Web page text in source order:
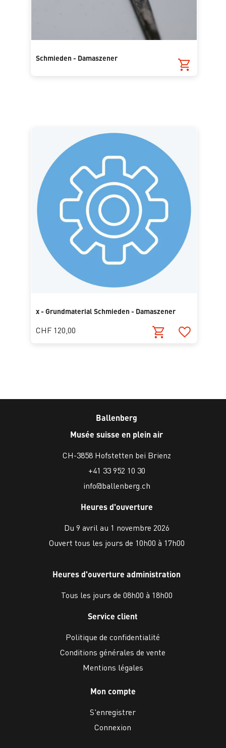
Schmieden - Damaszener
x - Grundmaterial Schmieden - Damaszener
CHF 120,00
Ballenberg
Musée suisse en plein air
CH-3858 Hofstetten bei Brienz
+41 33 952 10 30
info@ballenberg.ch
Heures d'ouverture
Du 9 avril au 1 novembre 2026
Ouvert tous les jours de 10h00 à 17h00
Heures d'ouverture administration
Tous les jours de 08h00 à 18h00
Service client
Politique de confidentialité
Conditions générales de vente
Mentions légales
Mon compte
S'enregistrer
Connexion